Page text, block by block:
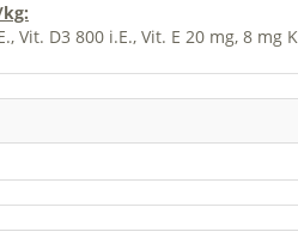
Vit. D3 800 i.E., Vit. E 20 mg, 8 mg